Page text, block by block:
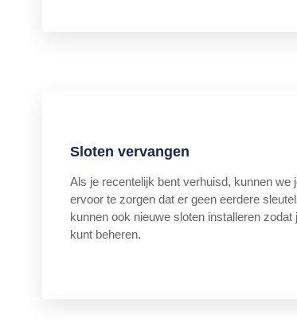
Sloten vervangen
Als je recentelijk bent verhuisd, kunnen we
ervoor te zorgen dat er geen eerdere
kunnen ook nieuwe sloten installeren
kunt beheren.